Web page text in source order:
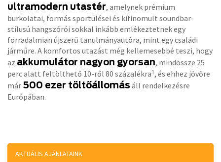
ultramodern utastér, amelynek prémium
burkolatai, formás sportülései és kifinomult soundbar-
stílusú hangszórói sokkal inkább emlékeztetnek egy
forradalmian újszerű tanulmányautóra, mint egy családi
járműre. A komfortos utazást még kellemesebbé teszi, hogy
az akkumulátor nagyon gyorsan, mindössze 25
perc alatt feltölthető 10-ről 80 százalékra¹, és ehhez jövőre
már 500 ezer töltőállomás áll rendelkezésre
Európában.
AKTUÁLIS AJÁNLATAINK